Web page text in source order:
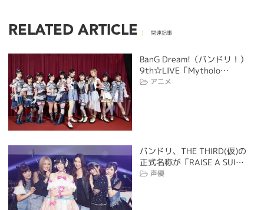
RELATED ARTICLE 関連記事
BanG Dream!（バンドリ！）
9th☆LIVE「Mytholo…
アニメ
バンドリ、THE THIRD(仮)の
正式名称が「RAISE A SUI…
声優